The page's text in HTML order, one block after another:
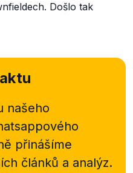
Došlo tak
našeho
přinášíme
článků a analýz.